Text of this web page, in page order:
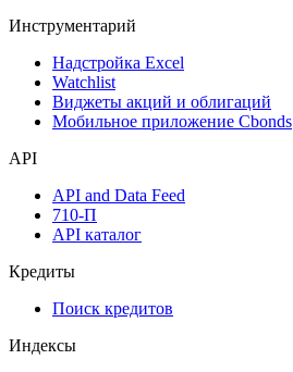
Инструментарий
Надстройка Excel
Watchlist
Виджеты акций и облигаций
Мобильное приложение Cbonds
API
API and Data Feed
710-П
API каталог
Кредиты
Поиск кредитов
Индексы